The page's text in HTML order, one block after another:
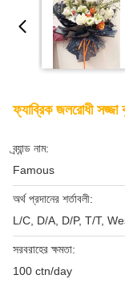
ফ্যাব্রিক জলরোধী
ব্র্যান্ড নাম:
Famous
অর্থ প্রদানের শর্তাবলী:
L/C, D/A, D/P, T/T,
সরবরাহের ক্ষমতা:
100 ctn/day